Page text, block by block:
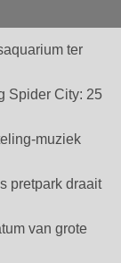
ter
Spider City: 25
muziek
pretpark draait
van grote